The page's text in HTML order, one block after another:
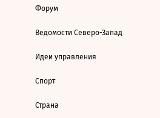
Форум
Ведомости Северо-Запад
Идеи управления
Спорт
Страна